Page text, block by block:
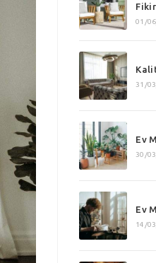
01/
31/
Ev
30/
Ev
14/